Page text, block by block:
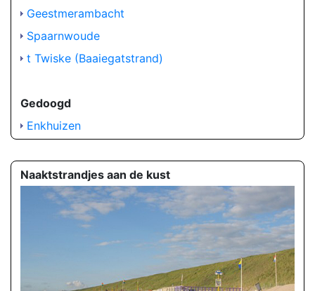
Geestmerambacht
Spaarnwoude
t Twiske (Baaiegatstrand)
Gedoogd
Enkhuizen
Naaktstrandjes aan de kust